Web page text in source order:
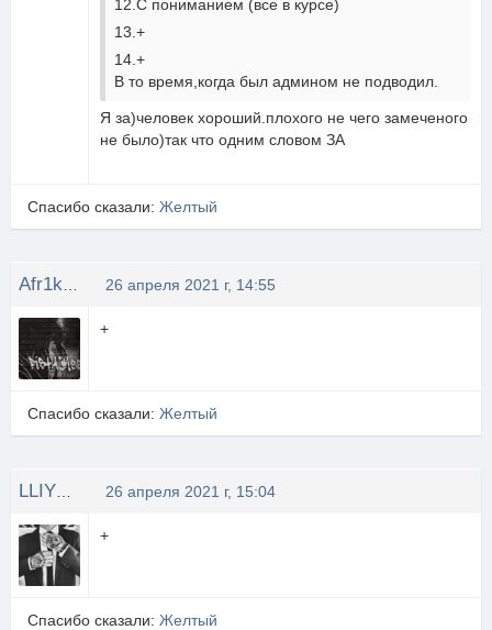
12.С пониманием (все в курсе)
13.+
14.+
В то время,когда был админом не подводил.
Я за)человек хороший.плохого не чего замеченого
не было)так что одним словом ЗА
Спасибо сказали: Желтый
26 апреля 2021 г, 14:55
+
Спасибо сказали: Желтый
26 апреля 2021 г, 15:04
+
Спасибо сказали: Желтый